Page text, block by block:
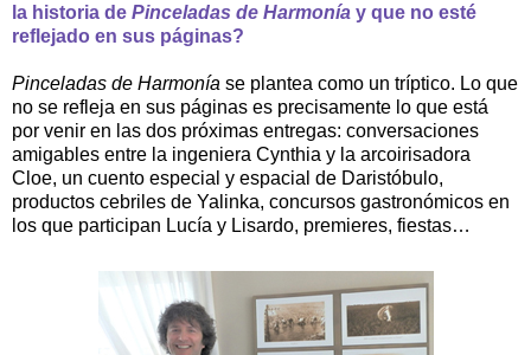
la historia de Pinceladas de Harmonía y que no esté
reflejado en sus páginas?
Pinceladas de Harmonía se plantea como un tríptico. Lo que
no se refleja en sus páginas es precisamente lo que está
por venir en las dos próximas entregas: conversaciones
amigables entre la ingeniera Cynthia y la arcoirisadora
Cloe, un cuento especial y espacial de Daristóbulo,
productos cebriles de Yalinka, concursos gastronómicos en
los que participan Lucía y Lisardo, premieres, fiestas…